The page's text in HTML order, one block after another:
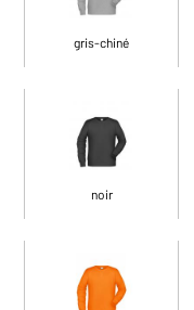
gris-chiné
noir